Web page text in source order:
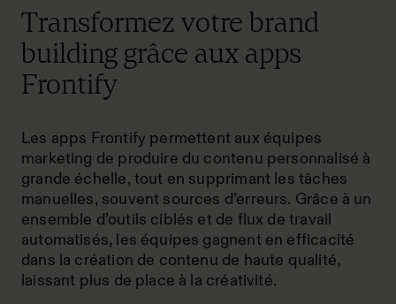
Transformez votre brand
building grâce aux apps
Frontify
Les apps Frontify permettent aux équipes
marketing de produire du contenu personnalisé à
grande échelle, tout en supprimant les tâches
manuelles, souvent sources d’erreurs. Grâce à un
ensemble d’outils ciblés et de flux de travail
automatisés, les équipes gagnent en efficacité
dans la création de contenu de haute qualité,
laissant plus de place à la créativité.